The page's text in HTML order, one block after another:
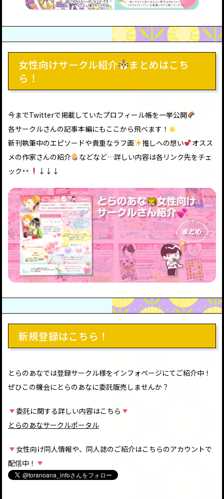
女性向けサークル紹介
まとめはこち
ら！
今までTwitterで掲載していたプロフィール帳を一挙公開
各サークルさんの記事本編にもここから飛べます！
新刊執筆中のエピソードや貴重なラフ画
推しへの想い
オスス
メの作家さんの紹介
などなど…詳しい内容は各リンク先をチェ
ック
↓↓↓
新規登録はこちら！
とらのあなでは登録サークル様をインフォページにてご紹介中！
ぜひこの機会にとらのあなに委託販売しませんか？
委託に関する詳しい内容はこちら
とらのあなサークルポータル
女性向け同人情報や、同人誌のご紹介はこちらのアカウントで
配信中！